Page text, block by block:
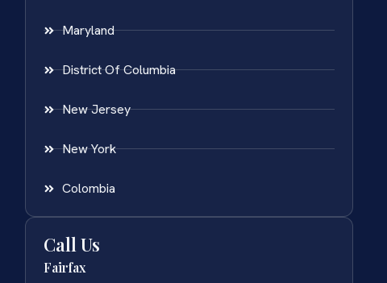
Maryland
District Of Columbia
New Jersey
New York
Colombia
Call Us
Fairfax